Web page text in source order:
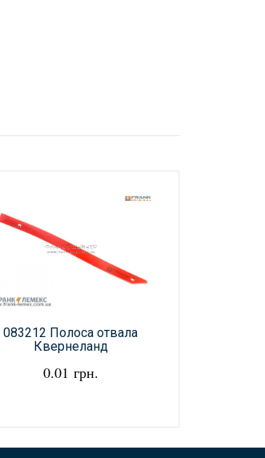
083212 Полоса отвала
Квернеланд
0.01 грн.